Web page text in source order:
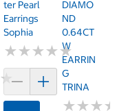
★
★
Ter Pearl
Earrings
Sophia
★★★★★
★★★★★
DIAMO
ND
0.64CT
W
EARRIN
G
TRINA
★★★
★★★